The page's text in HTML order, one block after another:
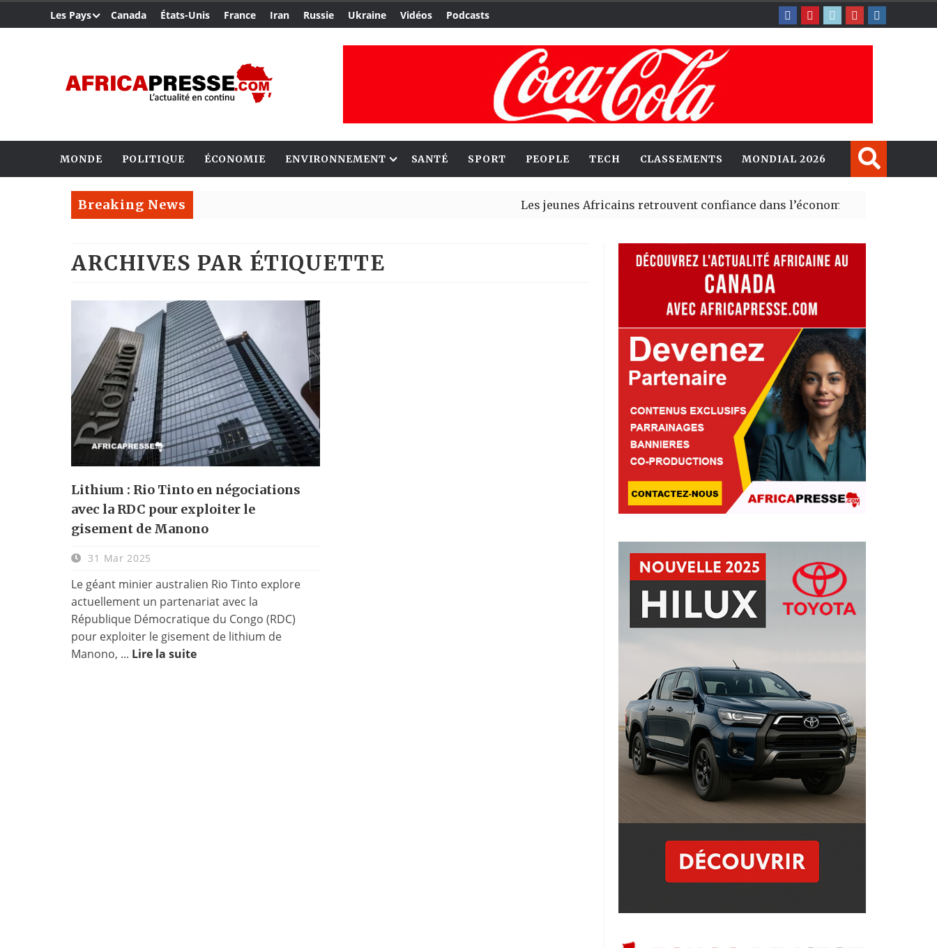
Les Pays Canada États-Unis France Iran Russie Ukraine Vidéos Podcasts
MONDE POLITIQUE ÉCONOMIE ENVIRONNEMENT SANTÉ SPORT PEOPLE TECH CLASSEMENTS MONDIAL 2026
Breaking News Les jeunes Africains retrouvent confiance dans l’économie, mais trois grands
ARCHIVES PAR ÉTIQUETTE
Lithium : Rio Tinto en négociations
avec la RDC pour exploiter le
gisement de Manono
31 Mar 2025
Le géant minier australien Rio Tinto explore
actuellement un partenariat avec la
République Démocratique du Congo (RDC)
pour exploiter le gisement de lithium de
Manono, ... Lire la suite